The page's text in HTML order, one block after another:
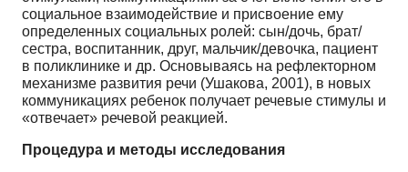
социальное взаимодействие и присвоение ему
определенных социальных ролей: сын/дочь, брат/
сестра, воспитанник, друг, мальчик/девочка, пациент
в поликлинике и др. Основываясь на рефлекторном
механизме развития речи (Ушакова, 2001), в новых
коммуникациях ребенок получает речевые стимулы и
«отвечает» речевой реакцией.
Процедура и методы исследования